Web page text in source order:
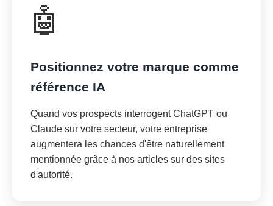
🤖
Positionnez votre marque comme
référence IA
Quand vos prospects interrogent ChatGPT ou
Claude sur votre secteur, votre entreprise
augmentera les chances d'être naturellement
mentionnée grâce à nos articles sur des sites
d'autorité.